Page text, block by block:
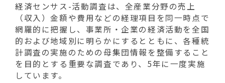
経済センサス-活動調査は、全産業分野の売上
（収入）金額や費用などの経理項目を同一時点で
網羅的に把握し、事業所・企業の経済活動を全国
的および地域別に明らかにするとともに、各種統
計調査の実施のための母集団情報を整備すること
を目的とする重要な調査であり、5年に一度実施
しています。